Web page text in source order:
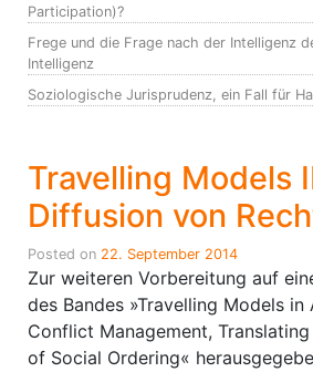
Participation)?
Frege und die Frage nach der Intelligenz
Intelligenz
Soziologische Jurisprudenz, ein Fall für
Travelling Models
Diffusion von
Posted on 22. September 2014
Zur weiteren Vorbereitung auf
des Bandes »Travelling Models in
Conflict Management,
of Social Ordering«